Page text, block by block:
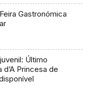
Gastronómica
Último
Princesa de